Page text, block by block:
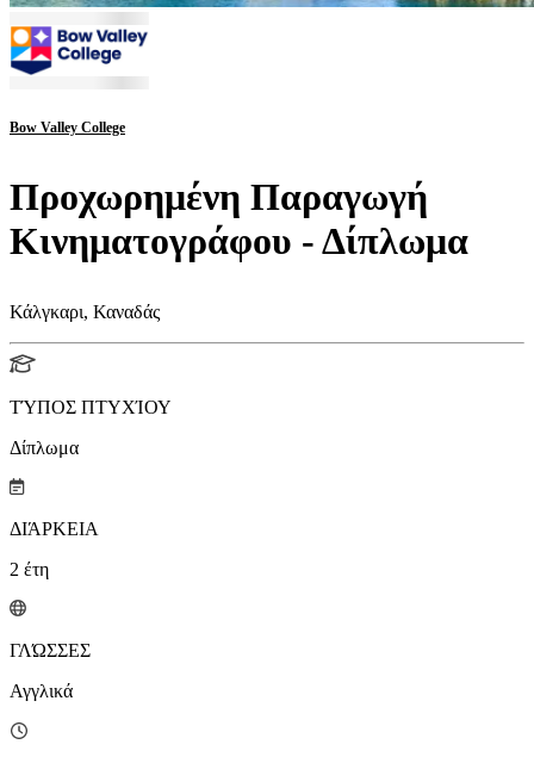
Bow Valley College
Προχωρημένη Παραγωγή
Κινηματογράφου - Δίπλωμα
Κάλγκαρι, Καναδάς
ΤΎΠΟΣ ΠΤΥΧΊΟΥ
Δίπλωμα
ΔΙΆΡΚΕΙΑ
2 έτη
ΓΛΏΣΣΕΣ
Αγγλικά